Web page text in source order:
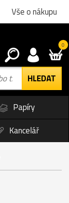
Vše o nákupu
0
Papíry
Kancelář